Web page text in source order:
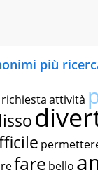
più
richiestaattività
fare bello